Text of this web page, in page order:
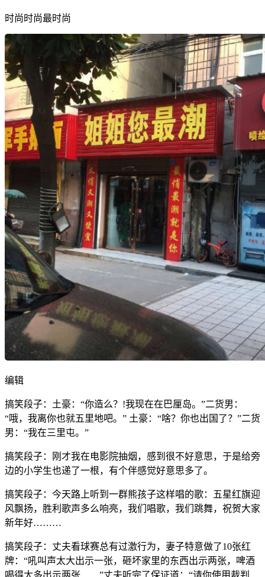
时尚时尚最时尚
编辑
搞笑段子：土豪：“你造么？!我现在在巴厘岛。”二货男：
“哦，我离你也就五里地吧。” 土豪：“啥？你也出国了？”二货
男：“我在三里屯。”
搞笑段子：刚才我在电影院抽烟，感到很不好意思，于是给旁
边的小学生也递了一根，有个伴感觉好意思多了。
搞笑段子：今天路上听到一群熊孩子这样唱的歌：五星红旗迎
风飘扬，胜利歌声多么响亮，我们唱歌，我们跳舞，祝贺大家
新年好………
搞笑段子：丈夫看球赛总有过激行为，妻子特意做了10张红
牌：“吼叫声太大出示一张，砸坏家里的东西出示两张，啤酒
喝得太多出示两张……”丈夫听完了保证道：“请你使用裁判